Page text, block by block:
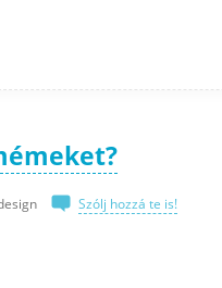
Szólj hozzá te is!